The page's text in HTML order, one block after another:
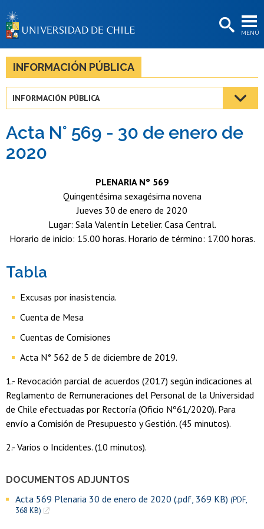
MENÚ
BIBLIOTECAS
LA UNIVERSIDAD
Estudiantes
Académicas/os
Egresadas/os
INFORMACIÓN PÚBLICA
INFORMACIÓN PÚBLICA
Acta N° 569 - 30 de enero de
2020
DOCUMENTOS ADJUNTOS
Acta 569 Plenaria 30 de enero de 2020 (.pdf, 369 KB) (PDF,
368 KB)
PLENARIA N° 569
Quingentésima sexagésima novena
Jueves 30 de enero de 2020
Lugar: Sala Valentín Letelier. Casa Central.
Horario de inicio: 15.00 horas. Horario de término: 17.00 horas.
Tabla
Excusas por inasistencia.
Cuenta de Mesa
Cuentas de Comisiones
Acta N° 562 de 5 de diciembre de 2019.
1.- Revocación parcial de acuerdos (2017) según indicaciones al
Reglamento de Remuneraciones del Personal de la Universidad
de Chile efectuadas por Rectoría (Oficio Nº61/2020). Para
envío a Comisión de Presupuesto y Gestión. (45 minutos).
2.- Varios o Incidentes. (10 minutos).